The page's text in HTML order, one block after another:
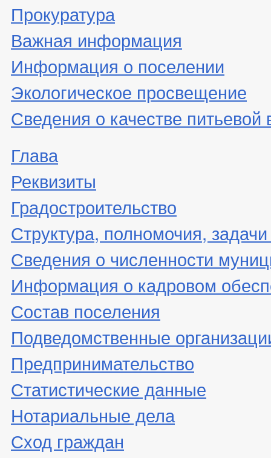
Прокуратура
Важная информация
Информация о поселении
Экологическое просвещение
Сведения о качестве питьевой
Глава
Реквизиты
Градостроительство
Структура, полномочия,
Сведения о численности
Информация о кадровом
Состав поселения
Подведомственные
Предпринимательство
Статистические данные
Нотариальные дела
Сход граждан